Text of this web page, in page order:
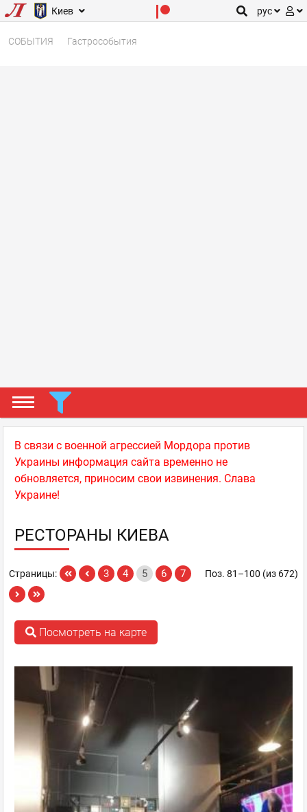
Киев рус
СОБЫТИЯ Гастрособытия
В связи с военной агрессией Мордора против
Украины информация сайта временно не
обновляется, приносим свои извинения. Слава
Украине!
РЕСТОРАНЫ КИЕВА
Поз. 81–100 (из 672)
Страницы: 3 4 5 6 7
Посмотреть на карте